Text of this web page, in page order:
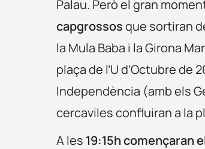
Palau. Però el gran
capgrossosque sortiran
la Mula Baba i la Girona
plaça de l’U d’Octubre de
Independència (amb els
cercaviles confluiran a la
A les 19:15h començaran